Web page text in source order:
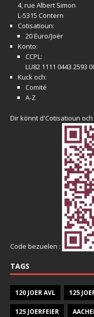
4, rue Albert Simon
L-5315 Contern
Cotisatioun:
20 Euro/Joër
Konto:
CCPL:
LU82 1111 0443 2593
Kuck och:
Comité
A-Z
Dir könnt d'Cotisatioun
Code bezuelen :
TAGS
120 JOER AVL 125
125 JOERFEIER